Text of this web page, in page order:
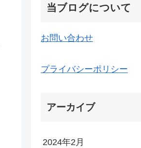
当ブログについて
お問い合わせ
プライバシーポリシー
アーカイブ
2024年2月